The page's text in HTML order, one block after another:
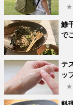
★
鯵
で
テ
ッ
★